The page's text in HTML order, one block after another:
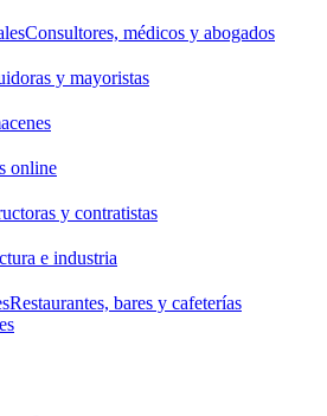
Consultores, médicos y abogados
y mayoristas
online
y contratistas
e industria
Restaurantes, bares y cafeterías